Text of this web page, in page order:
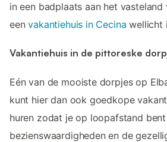
in een badplaats aan het vasteland
eenvakantiehuis in Cecina wellicht
Vakantiehuis in de pittoreske
Eén van de mooiste dorpjes op
kunt hier dan ook goedkope
huren zodat je op loopafstand
bezienswaardigheden en de